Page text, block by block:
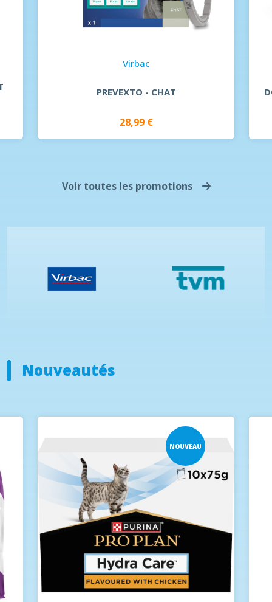
Virbac
PREVEXTO - CHAT
28,99 €
Voir toutes les promotions
Nouveautés
NOUVEAU